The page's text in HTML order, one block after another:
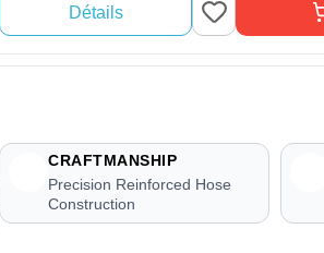
Détails
CRAFTMANSHIP
Precision Reinforced Hose
Construction